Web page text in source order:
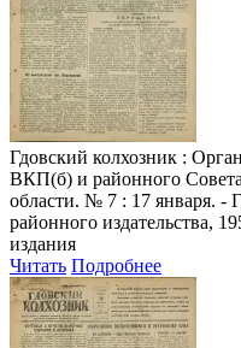
Гдовский колхозник :
ВКП(б) и районного
области. № 7 : 17 января. -
районного издательства,
издания
Читать Подробнее